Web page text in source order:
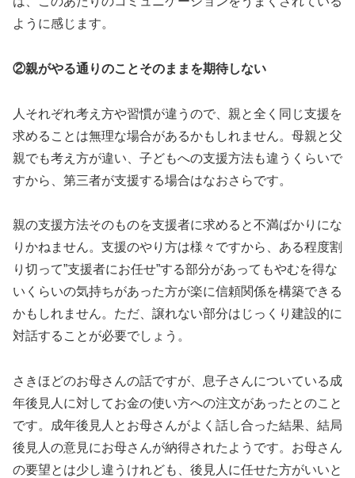
ように感じます。
②親がやる通りのことそのままを期待しない
人それぞれ考え方や習慣が違うので、親と全く同じ支援を
求めることは無理な場合があるかもしれません。母親と父
親でも考え方が違い、子どもへの支援方法も違うくらいで
すから、第三者が支援する場合はなおさらです。
親の支援方法そのものを支援者に求めると不満ばかりにな
りかねません。支援のやり方は様々ですから、ある程度割
り切って”支援者にお任せ”する部分があってもやむを得な
いくらいの気持ちがあった方が楽に信頼関係を構築できる
かもしれません。ただ、譲れない部分はじっくり建設的に
対話することが必要でしょう。
さきほどのお母さんの話ですが、息子さんについている成
年後見人に対してお金の使い方への注文があったとのこと
です。成年後見人とお母さんがよく話し合った結果、結局
後見人の意見にお母さんが納得されたようです。お母さん
の要望とは少し違うけれども、後見人に任せた方がいいと